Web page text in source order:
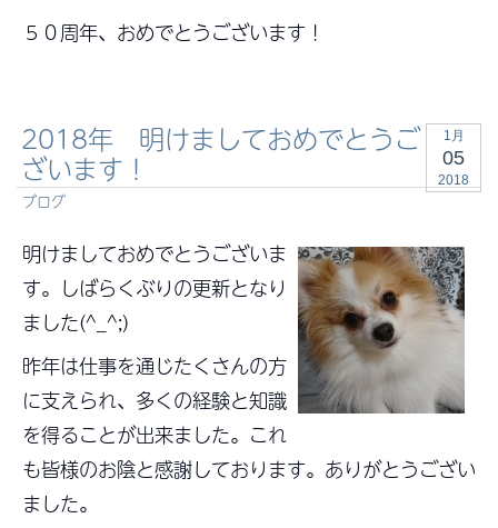
５０周年、おめでとうございます！
1月
05
2018
2018年 明けましておめでとうご
ざいます！
ブログ
明けましておめでとうございま
す。しばらくぶりの更新となり
ました(^_^;)
昨年は仕事を通じたくさんの方
に支えられ、多くの経験と知識
を得ることが出来ました。これ
も皆様のお陰と感謝しております。ありがとうござい
ました。